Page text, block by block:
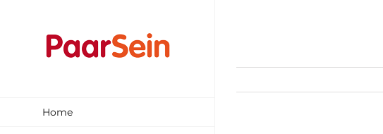
springen
Home